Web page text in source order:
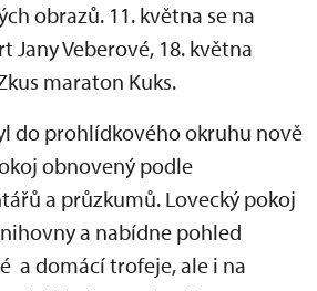
obrazů. 11. května se na
Jany Veberové, 18. května
maraton Kuks.
do prohlídkového okruhu nově
obnovený podle
a průzkumů. Lovecký pokoj
a nabídne pohled
a domácí trofeje, ale i na